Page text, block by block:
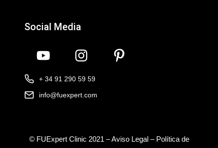
Social Media
+ 34 91 290 59 59
info@fuexpert.com
© FUExpert Clinic 2021 –Aviso Legal– Política de